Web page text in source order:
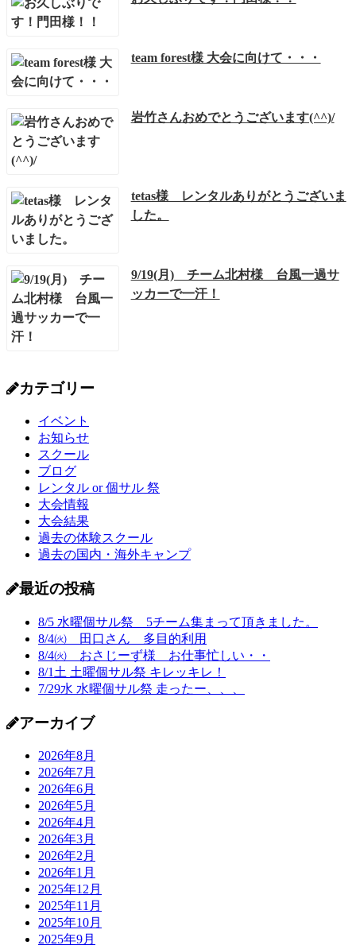
team forest様 大会に向けて・・・
岩竹さんおめでとうございます(^^)/
tetas様 レンタルありがとうございま
した。
9/19(月) チーム北村様 台風一過サ
ッカーで一汗！
カテゴリー
イベント
お知らせ
スクール
ブログ
レンタル or 個サル 祭
大会情報
大会結果
過去の体験スクール
過去の国内・海外キャンプ
最近の投稿
8/5 水曜個サル祭 5チーム集まって頂きました。
8/4㈫ 田口さん 多目的利用
8/4㈫ おさじーず様 お仕事忙しい・・
8/1土 土曜個サル祭 キレッキレ！
7/29水 水曜個サル祭 走ったー、、、
アーカイブ
2026年8月
2026年7月
2026年6月
2026年5月
2026年4月
2026年3月
2026年2月
2026年1月
2025年12月
2025年11月
2025年10月
2025年9月